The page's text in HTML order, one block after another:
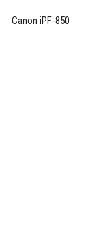
Canon iPF-850